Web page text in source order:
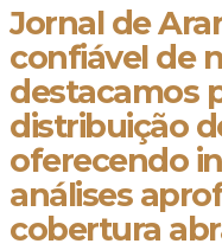
Jornal de
confiável de
destacamos
distribuição
oferecendo
análises
cobertura